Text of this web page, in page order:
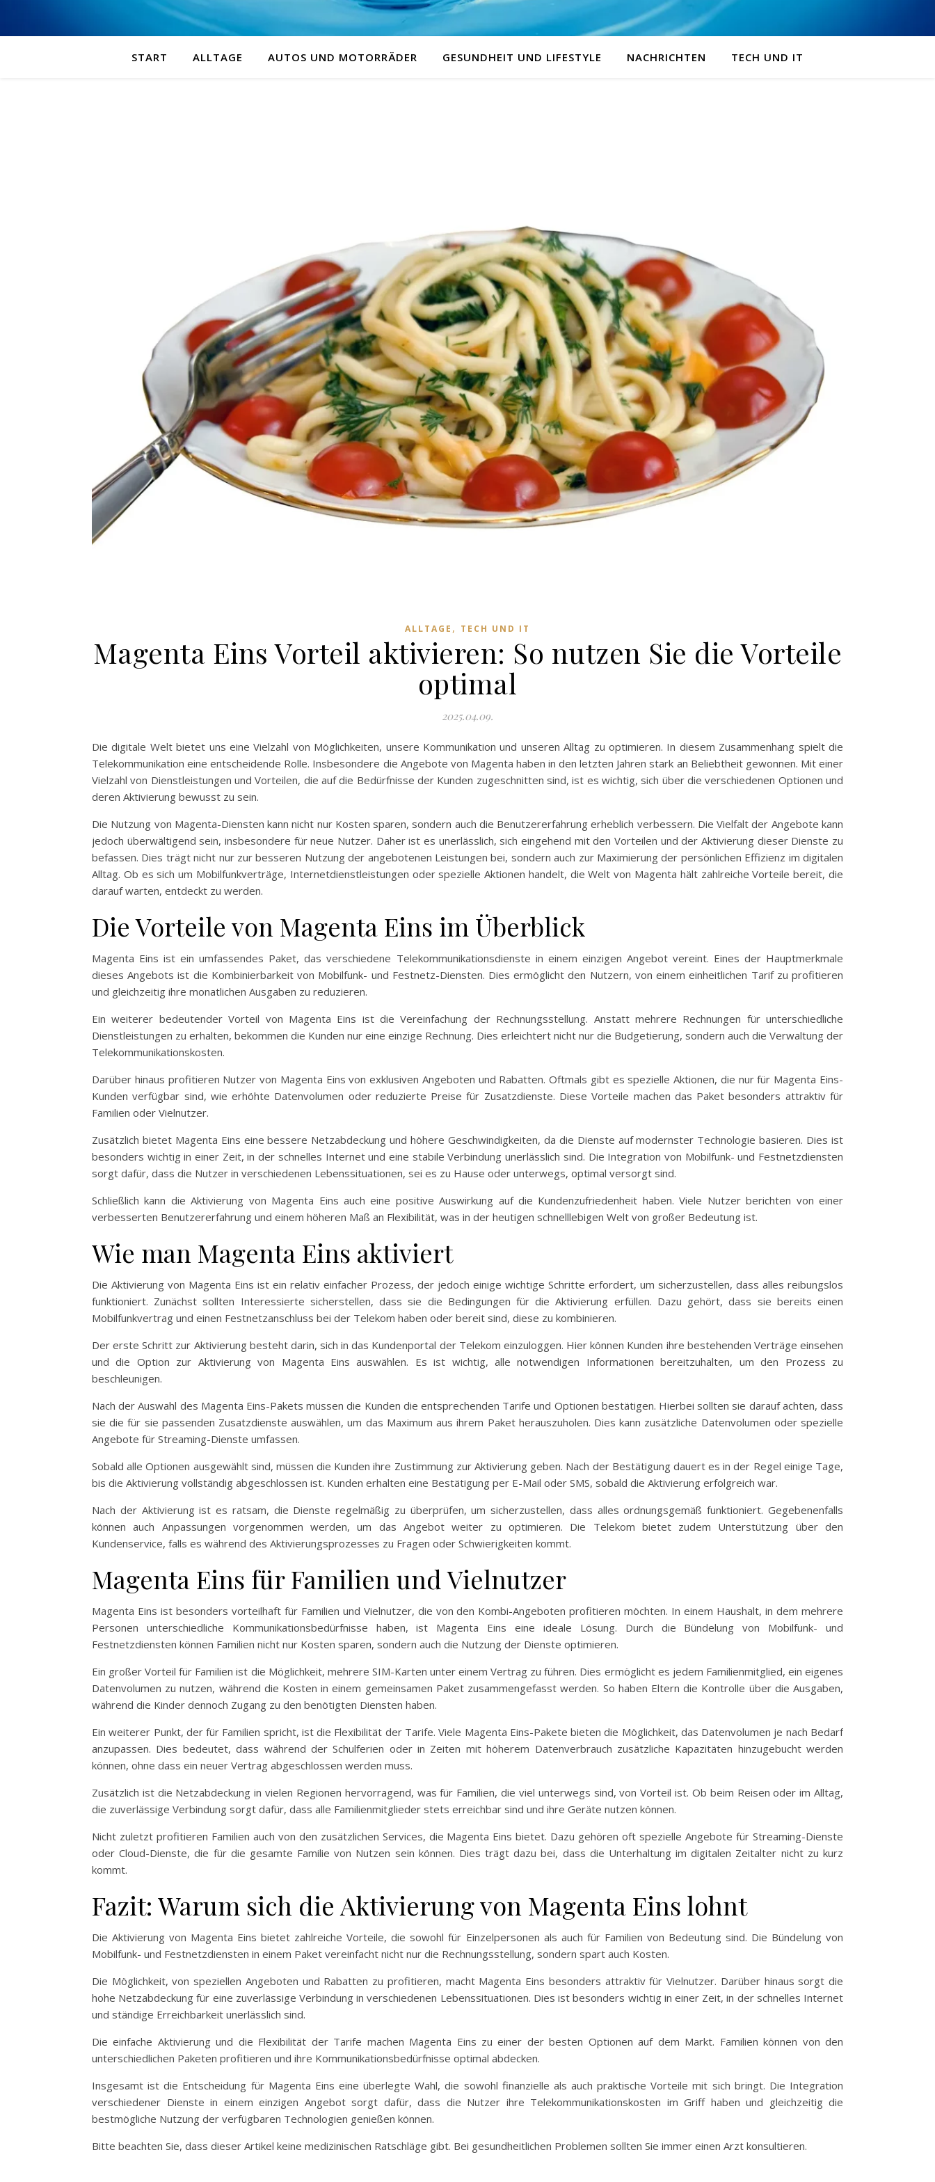
START ALLTAGE AUTOS UND MOTORRÄDER GESUNDHEIT UND LIFESTYLE NACHRICHTEN TECH UND IT
ALLTAGE , TECH UND IT
Magenta Eins Vorteil aktivieren: So nutzen Sie die Vorteile
optimal
2025.04.09.
Die digitale Welt bietet uns eine Vielzahl von Möglichkeiten, unsere Kommunikation und unseren Alltag zu optimieren. In diesem Zusammenhang spielt die
Telekommunikation eine entscheidende Rolle. Insbesondere die Angebote von Magenta haben in den letzten Jahren stark an Beliebtheit gewonnen. Mit einer
Vielzahl von Dienstleistungen und Vorteilen, die auf die Bedürfnisse der Kunden zugeschnitten sind, ist es wichtig, sich über die verschiedenen Optionen und
deren Aktivierung bewusst zu sein.
Die Nutzung von Magenta-Diensten kann nicht nur Kosten sparen, sondern auch die Benutzererfahrung erheblich verbessern. Die Vielfalt der Angebote kann
jedoch überwältigend sein, insbesondere für neue Nutzer. Daher ist es unerlässlich, sich eingehend mit den Vorteilen und der Aktivierung dieser Dienste zu
befassen. Dies trägt nicht nur zur besseren Nutzung der angebotenen Leistungen bei, sondern auch zur Maximierung der persönlichen Effizienz im digitalen
Alltag. Ob es sich um Mobilfunkverträge, Internetdienstleistungen oder spezielle Aktionen handelt, die Welt von Magenta hält zahlreiche Vorteile bereit, die
darauf warten, entdeckt zu werden.
Die Vorteile von Magenta Eins im Überblick
Magenta Eins ist ein umfassendes Paket, das verschiedene Telekommunikationsdienste in einem einzigen Angebot vereint. Eines der Hauptmerkmale
dieses Angebots ist die Kombinierbarkeit von Mobilfunk- und Festnetz-Diensten. Dies ermöglicht den Nutzern, von einem einheitlichen Tarif zu profitieren
und gleichzeitig ihre monatlichen Ausgaben zu reduzieren.
Ein weiterer bedeutender Vorteil von Magenta Eins ist die Vereinfachung der Rechnungsstellung. Anstatt mehrere Rechnungen für unterschiedliche
Dienstleistungen zu erhalten, bekommen die Kunden nur eine einzige Rechnung. Dies erleichtert nicht nur die Budgetierung, sondern auch die Verwaltung der
Telekommunikationskosten.
Darüber hinaus profitieren Nutzer von Magenta Eins von exklusiven Angeboten und Rabatten. Oftmals gibt es spezielle Aktionen, die nur für Magenta Eins-
Kunden verfügbar sind, wie erhöhte Datenvolumen oder reduzierte Preise für Zusatzdienste. Diese Vorteile machen das Paket besonders attraktiv für
Familien oder Vielnutzer.
Zusätzlich bietet Magenta Eins eine bessere Netzabdeckung und höhere Geschwindigkeiten, da die Dienste auf modernster Technologie basieren. Dies ist
besonders wichtig in einer Zeit, in der schnelles Internet und eine stabile Verbindung unerlässlich sind. Die Integration von Mobilfunk- und Festnetzdiensten
sorgt dafür, dass die Nutzer in verschiedenen Lebenssituationen, sei es zu Hause oder unterwegs, optimal versorgt sind.
Schließlich kann die Aktivierung von Magenta Eins auch eine positive Auswirkung auf die Kundenzufriedenheit haben. Viele Nutzer berichten von einer
verbesserten Benutzererfahrung und einem höheren Maß an Flexibilität, was in der heutigen schnelllebigen Welt von großer Bedeutung ist.
Wie man Magenta Eins aktiviert
Die Aktivierung von Magenta Eins ist ein relativ einfacher Prozess, der jedoch einige wichtige Schritte erfordert, um sicherzustellen, dass alles reibungslos
funktioniert. Zunächst sollten Interessierte sicherstellen, dass sie die Bedingungen für die Aktivierung erfüllen. Dazu gehört, dass sie bereits einen
Mobilfunkvertrag und einen Festnetzanschluss bei der Telekom haben oder bereit sind, diese zu kombinieren.
Der erste Schritt zur Aktivierung besteht darin, sich in das Kundenportal der Telekom einzuloggen. Hier können Kunden ihre bestehenden Verträge einsehen
und die Option zur Aktivierung von Magenta Eins auswählen. Es ist wichtig, alle notwendigen Informationen bereitzuhalten, um den Prozess zu
beschleunigen.
Nach der Auswahl des Magenta Eins-Pakets müssen die Kunden die entsprechenden Tarife und Optionen bestätigen. Hierbei sollten sie darauf achten, dass
sie die für sie passenden Zusatzdienste auswählen, um das Maximum aus ihrem Paket herauszuholen. Dies kann zusätzliche Datenvolumen oder spezielle
Angebote für Streaming-Dienste umfassen.
Sobald alle Optionen ausgewählt sind, müssen die Kunden ihre Zustimmung zur Aktivierung geben. Nach der Bestätigung dauert es in der Regel einige Tage,
bis die Aktivierung vollständig abgeschlossen ist. Kunden erhalten eine Bestätigung per E-Mail oder SMS, sobald die Aktivierung erfolgreich war.
Nach der Aktivierung ist es ratsam, die Dienste regelmäßig zu überprüfen, um sicherzustellen, dass alles ordnungsgemäß funktioniert. Gegebenenfalls
können auch Anpassungen vorgenommen werden, um das Angebot weiter zu optimieren. Die Telekom bietet zudem Unterstützung über den
Kundenservice, falls es während des Aktivierungsprozesses zu Fragen oder Schwierigkeiten kommt.
Magenta Eins für Familien und Vielnutzer
Magenta Eins ist besonders vorteilhaft für Familien und Vielnutzer, die von den Kombi-Angeboten profitieren möchten. In einem Haushalt, in dem mehrere
Personen unterschiedliche Kommunikationsbedürfnisse haben, ist Magenta Eins eine ideale Lösung. Durch die Bündelung von Mobilfunk- und
Festnetzdiensten können Familien nicht nur Kosten sparen, sondern auch die Nutzung der Dienste optimieren.
Ein großer Vorteil für Familien ist die Möglichkeit, mehrere SIM-Karten unter einem Vertrag zu führen. Dies ermöglicht es jedem Familienmitglied, ein eigenes
Datenvolumen zu nutzen, während die Kosten in einem gemeinsamen Paket zusammengefasst werden. So haben Eltern die Kontrolle über die Ausgaben,
während die Kinder dennoch Zugang zu den benötigten Diensten haben.
Ein weiterer Punkt, der für Familien spricht, ist die Flexibilität der Tarife. Viele Magenta Eins-Pakete bieten die Möglichkeit, das Datenvolumen je nach Bedarf
anzupassen. Dies bedeutet, dass während der Schulferien oder in Zeiten mit höherem Datenverbrauch zusätzliche Kapazitäten hinzugebucht werden
können, ohne dass ein neuer Vertrag abgeschlossen werden muss.
Zusätzlich ist die Netzabdeckung in vielen Regionen hervorragend, was für Familien, die viel unterwegs sind, von Vorteil ist. Ob beim Reisen oder im Alltag,
die zuverlässige Verbindung sorgt dafür, dass alle Familienmitglieder stets erreichbar sind und ihre Geräte nutzen können.
Nicht zuletzt profitieren Familien auch von den zusätzlichen Services, die Magenta Eins bietet. Dazu gehören oft spezielle Angebote für Streaming-Dienste
oder Cloud-Dienste, die für die gesamte Familie von Nutzen sein können. Dies trägt dazu bei, dass die Unterhaltung im digitalen Zeitalter nicht zu kurz
kommt.
Fazit: Warum sich die Aktivierung von Magenta Eins lohnt
Die Aktivierung von Magenta Eins bietet zahlreiche Vorteile, die sowohl für Einzelpersonen als auch für Familien von Bedeutung sind. Die Bündelung von
Mobilfunk- und Festnetzdiensten in einem Paket vereinfacht nicht nur die Rechnungsstellung, sondern spart auch Kosten.
Die Möglichkeit, von speziellen Angeboten und Rabatten zu profitieren, macht Magenta Eins besonders attraktiv für Vielnutzer. Darüber hinaus sorgt die
hohe Netzabdeckung für eine zuverlässige Verbindung in verschiedenen Lebenssituationen. Dies ist besonders wichtig in einer Zeit, in der schnelles Internet
und ständige Erreichbarkeit unerlässlich sind.
Die einfache Aktivierung und die Flexibilität der Tarife machen Magenta Eins zu einer der besten Optionen auf dem Markt. Familien können von den
unterschiedlichen Paketen profitieren und ihre Kommunikationsbedürfnisse optimal abdecken.
Insgesamt ist die Entscheidung für Magenta Eins eine überlegte Wahl, die sowohl finanzielle als auch praktische Vorteile mit sich bringt. Die Integration
verschiedener Dienste in einem einzigen Angebot sorgt dafür, dass die Nutzer ihre Telekommunikationskosten im Griff haben und gleichzeitig die
bestmögliche Nutzung der verfügbaren Technologien genießen können.
Bitte beachten Sie, dass dieser Artikel keine medizinischen Ratschläge gibt. Bei gesundheitlichen Problemen sollten Sie immer einen Arzt konsultieren.